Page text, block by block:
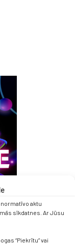
aktu
sīkdatnes. Ar Jūsu
“Piekrītu” vai